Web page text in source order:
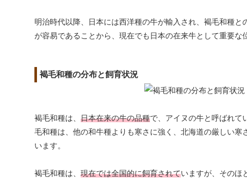
明治時代以降、日本には西洋種の牛が輸入され、褐毛和種
が容易であることから、現在でも日本の在来牛として重要な
褐毛和種の分布と飼育状況
褐毛和種は、 日本在来の牛の品種で、アイヌの牛と呼ばれて
毛和種は、他の和牛種よりも寒さに強く、北海道の厳しい
います。
褐毛和種は、 現在では全国的に飼育されていますが、そのほ